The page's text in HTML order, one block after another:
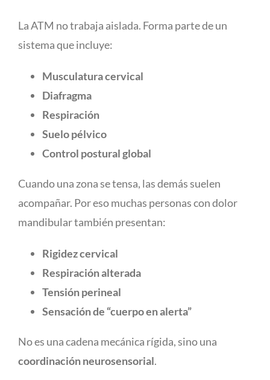
La ATM no trabaja aislada. Forma parte de un
sistema que incluye:
Musculatura cervical
Diafragma
Respiración
Suelo pélvico
Control postural global
Cuando una zona se tensa, las demás suelen
acompañar. Por eso muchas personas con dolor
mandibular también presentan:
Rigidez cervical
Respiración alterada
Tensión perineal
Sensación de “cuerpo en alerta”
No es una cadena mecánica rígida, sino una
coordinación neurosensorial.